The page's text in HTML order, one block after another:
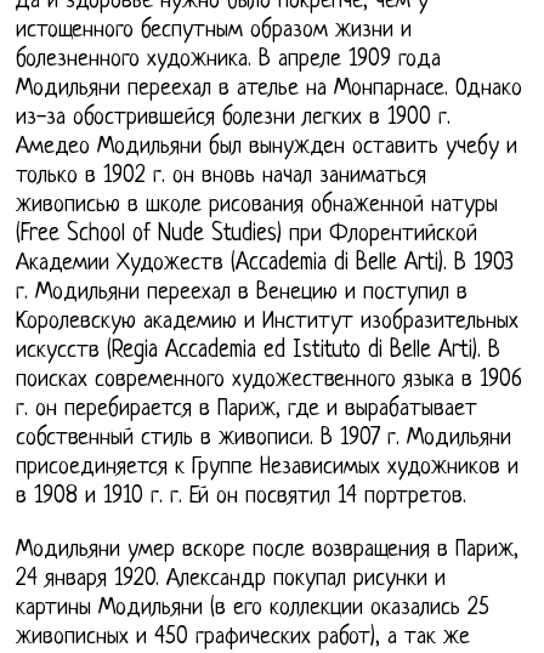
истощенного беспутным образом жизни и
болезненного художника. В апреле 1909 года
Модильяни переехал в ателье на Монпарнасе. Однако
из-за обострившейся болезни легких в 1900 г.
Амедео Модильяни был вынужден оставить учебу и
только в 1902 г. он вновь начал заниматься
живописью в школе рисования обнаженной натуры
(Free School of Nude Studies) при Флорентийской
Академии Художеств (Accademia di Belle Arti). В 1903
г. Модильяни переехал в Венецию и поступил в
Королевскую академию и Институт изобразительных
искусств (Regia Accademia ed Istituto di Belle Arti). В
поисках современного художественного языка в 1906
г. он перебирается в Париж, где и вырабатывает
собственный стиль в живописи. В 1907 г. Модильяни
присоединяется к Группе Независимых художников и
в 1908 и 1910 г. г. Ей он посвятил 14 портретов.
Модильяни умер вскоре после возвращения в Париж,
24 января 1920. Александр покупал рисунки и
картины Модильяни (в его коллекции оказались 25
живописных и 450 графических работ), а так же